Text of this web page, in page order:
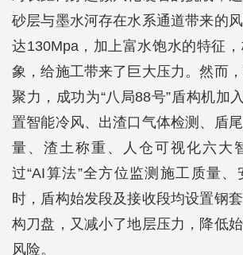
砂层与墨水河存在水系通道带来的
达130Mpa，加上富水饱水的特征
象，给施工带来了巨大压力。然而，
聚力，成功为“八局88号”盾构机加
置智能冷风、出渣口气体检测、盾
量、渣土称重、人仓可视化六大
过“AI算法”全方位监测施工质量、
时，盾构始发段及接收段均设置钢
构刀盘，又减小了地层压力，降低
风险。